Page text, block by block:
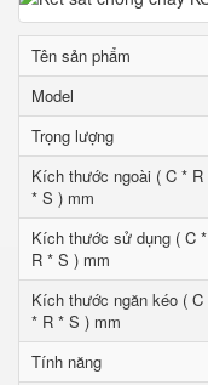
Tên sản phẩm
Model
Trọng lượng
Kích thước ngoài ( C * R
* S ) mm
Kích thước sử dụng ( C *
R * S ) mm
Kích thước ngăn kéo ( C
* R * S ) mm
Tính năng